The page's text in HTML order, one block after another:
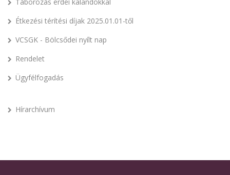
Étkezési térítési díjak 2025.01.01-től
VCSGK - Bölcsődei nyílt nap
Rendelet
Ügyfélfogadás
Hírarchívum